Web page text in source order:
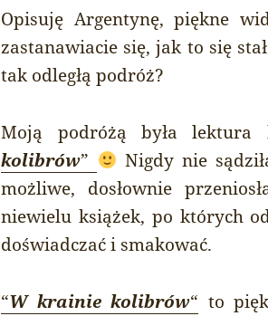
Opisuję Argentynę, piękne
zastanawiacie się, jak to się
tak odległą podróż?
Moją podróżą była lektura
kolibrów”
Nigdy nie
możliwe, dosłownie
niewielu książek, po których
doświadczać i smakować.
“W krainie kolibrów“ to